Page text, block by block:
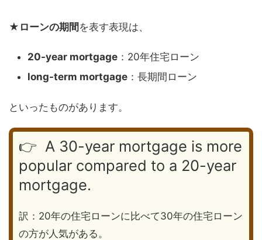
★ ローンの期間 を表す表現は、
20-year mortgage ：20年住宅ローン
long-term mortgage ：長期間ローン
といったものがあります。
👉 A 30-year mortgage is more
popular compared to a 20-year
mortgage.
訳：20年の住宅ローンに比べて30年の住宅ローン
の方が人気がある。